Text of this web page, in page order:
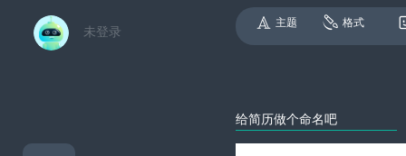
主题 格式
未登录